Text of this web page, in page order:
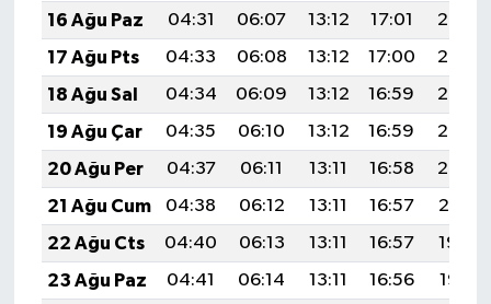
16 Ağu Paz
04:31 06:07 13:12 17:01
20:08
17 Ağu Pts
04:33 06:08 13:12 17:00
20:06
18 Ağu Sal
04:34 06:09 13:12 16:59
20:05
19 Ağu Çar
04:35 06:10 13:12 16:59
20:03
20 Ağu Per
04:37 06:11 13:11 16:58
20:02
21 Ağu Cum
04:38 06:12 13:11 16:57
20:01
22 Ağu Cts
04:40 06:13 13:11 16:57
19:59
23 Ağu Paz
04:41 06:14 13:11 16:56
19:58